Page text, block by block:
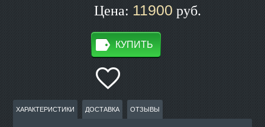
Цена: 11900 руб.
КУПИТЬ
ХАРАКТЕРИСТИКИ ДОСТАВКА ОТЗЫВЫ